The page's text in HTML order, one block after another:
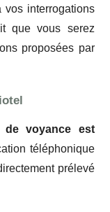
vos interrogations
que vous serez
proposées par
de voyance est
téléphonique
prélevé